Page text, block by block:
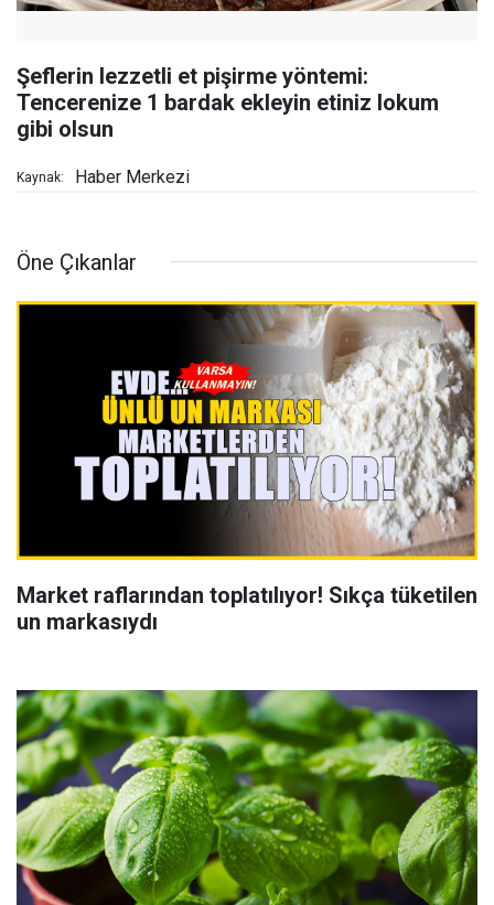
Şeflerin lezzetli et pişirme yöntemi:
Tencerenize 1 bardak ekleyin etiniz lokum
gibi olsun
Kaynak: Haber Merkezi
Öne Çıkanlar
Market raflarından toplatılıyor! Sıkça tüketilen
un markasıydı